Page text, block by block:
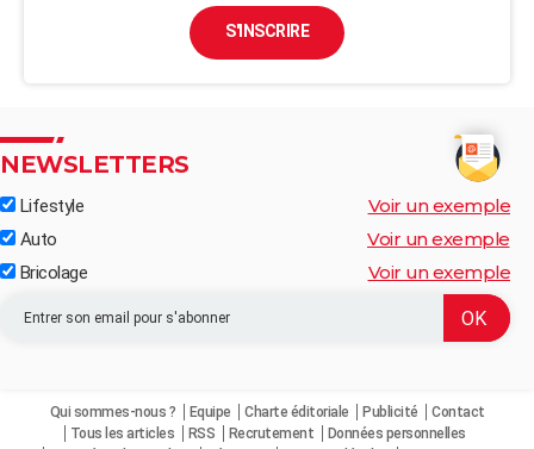
S'INSCRIRE
NEWSLETTERS
Lifestyle Voir un exemple
Auto Voir un exemple
Bricolage Voir un exemple
Qui sommes-nous ? Equipe Charte éditoriale Publicité
Contact
Tous les articles
RSS Recrutement
Données personnelles